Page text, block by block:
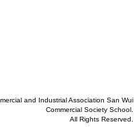
and Industrial Association San Wui
Commercial Society School.
All Rights Reserved.